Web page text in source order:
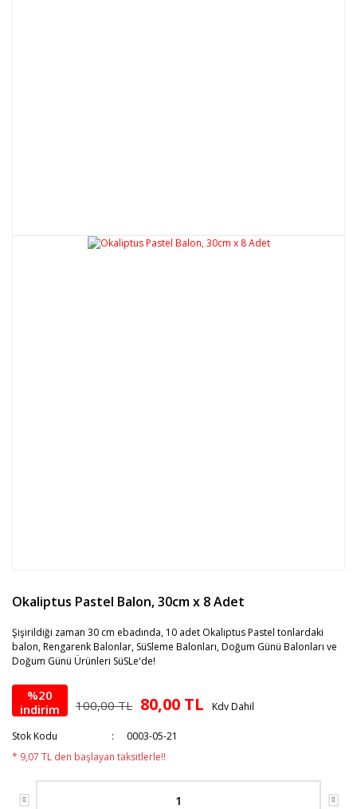
Okaliptus Pastel Balon, 30cm x 8 Adet
Şişirildiği zaman 30 cm ebadında, 10 adet Okaliptus Pastel tonlardaki
balon, Rengarenk Balonlar, SüSleme Balonları, Doğum Günü Balonları ve
Doğum Günü Ürünleri SüSLe'de!
%20
indirim
100,00 TL 80,00 TL Kdv Dahil
Stok Kodu
0003-05-21
* 9,07 TL den başlayan taksitlerle!!